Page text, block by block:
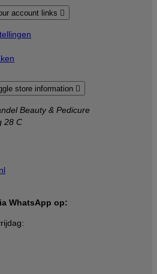
account links 
store information 
Beauty & Pedicure
28 C
WhatsApp op: